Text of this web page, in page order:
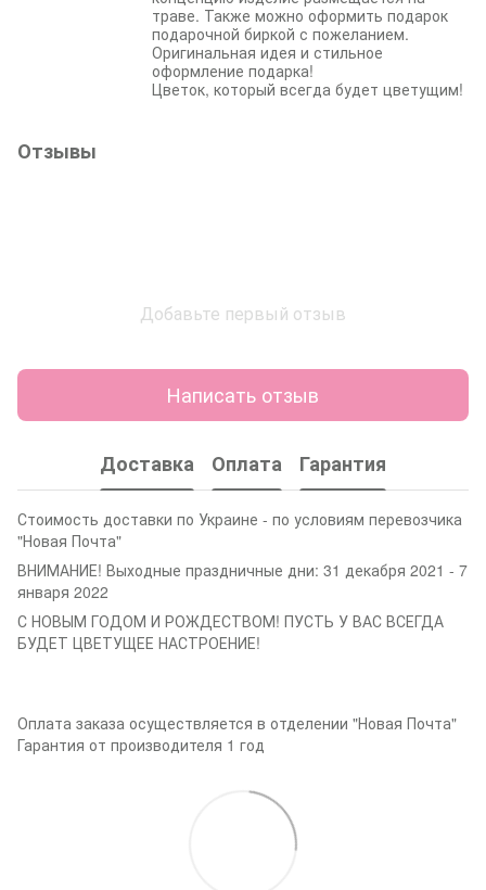
траве. Также можно оформить подарок
подарочной биркой с пожеланием.
Оригинальная идея и стильное
оформление подарка!
Цветок, который всегда будет цветущим!
Отзывы
Добавьте первый отзыв
Написать отзыв
Доставка Оплата Гарантия
Стоимость доставки по Украине - по условиям перевозчика
"Новая Почта"
ВНИМАНИЕ! Выходные праздничные дни: 31 декабря 2021 - 7
января 2022
С НОВЫМ ГОДОМ И РОЖДЕСТВОМ! ПУСТЬ У ВАС ВСЕГДА
БУДЕТ ЦВЕТУЩЕЕ НАСТРОЕНИЕ!
Оплата заказа осуществляется в отделении "Новая Почта"
Гарантия от производителя 1 год